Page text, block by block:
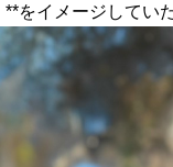
**をイメージしてい